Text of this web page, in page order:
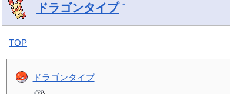
ドラゴンタイプ †
TOP
ドラゴンタイプ